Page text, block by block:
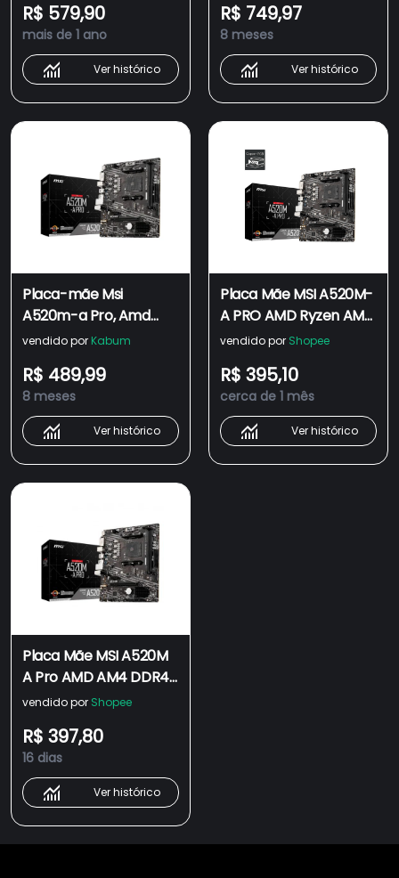
R$ 579,90
mais de 1 ano
Ver histórico
R$ 749,97
8 meses
Ver histórico
Placa-mãe Msi
A520m-a Pro, Amd
Am4, Matx, Ddr4, Preto
vendido por Kabum
R$ 489,99
8 meses
Ver histórico
Placa Mãe MSI A520M-
A PRO AMD Ryzen AM4
DDR4, Matx, Hdmi/Dvi
vendido por Shopee
R$ 395,10
cerca de 1 mês
Ver histórico
Placa Mãe MSI A520M
A Pro AMD AM4 DDR4
mATX HDMI DVI Ryzen
vendido por Shopee
R$ 397,80
16 dias
Ver histórico